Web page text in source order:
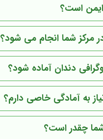
ایمن است؟
مرکز شما انجام می شود؟
دندان آماده شود؟
به آمادگی خاصی دارم؟
شما چقدر است؟